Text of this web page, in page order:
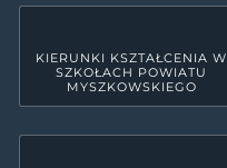
KIERUNKI KSZTAŁCENIA W
SZKOŁACH POWIATU
MYSZKOWSKIEGO